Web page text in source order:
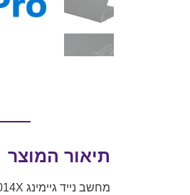
תיאור המוצר
מחשב נייד גיימינג Asus ROG Zephyrus M16 (2023) GU604VY-NM014X – צבע Off Black AniMe Matrix